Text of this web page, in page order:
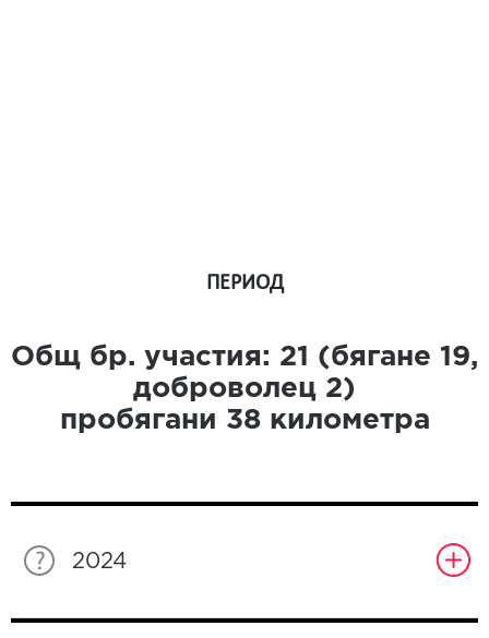
ПЕРИОД
Общ бр. участия: 21 (бягане 19,
доброволец 2)
пробягани 38километра
2024